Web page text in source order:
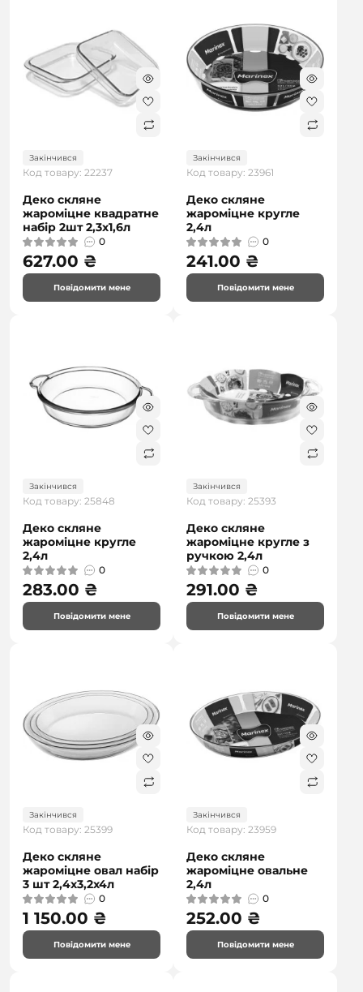
Закінчився
Код товару: 22237
Деко скляне
жароміцне квадратне
набір 2шт 2,3х1,6л
0
627.00 ₴
Повідомити мене
Закінчився
Код товару: 23961
Деко скляне
жароміцне кругле
2,4л
0
241.00 ₴
Повідомити мене
Закінчився
Код товару: 25848
Деко скляне
жароміцне кругле
2,4л
0
283.00 ₴
Повідомити мене
Закінчився
Код товару: 25393
Деко скляне
жароміцне кругле з
ручкою 2,4л
0
291.00 ₴
Повідомити мене
Закінчився
Код товару: 25399
Деко скляне
жароміцне овал набір
3 шт 2,4х3,2х4л
0
1 150.00 ₴
Повідомити мене
Закінчився
Код товару: 23959
Деко скляне
жароміцне овальне
2,4л
0
252.00 ₴
Повідомити мене